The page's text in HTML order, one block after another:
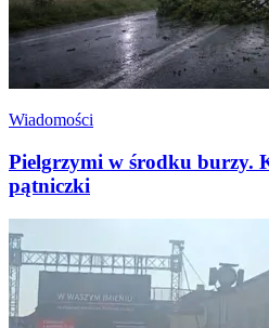
Wiadomości
Pielgrzymi w środku burzy.
pątniczki